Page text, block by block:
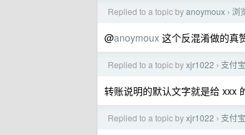
Replied to a topic byanoymoux › 浏
@anoymoux 这个反混淆做的真
Replied to a topic byxjr1022 › 支付宝
转账说明的默认文字就是给 xxx
Replied to a topic byxjr1022 › 支付宝